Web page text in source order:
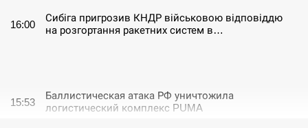
16:00
Сибіга пригрозив КНДР військовою відповіддю
на розгортання ракетних систем в…
15:53
Баллистическая атака РФ уничтожила
логистический комплекс PUMA